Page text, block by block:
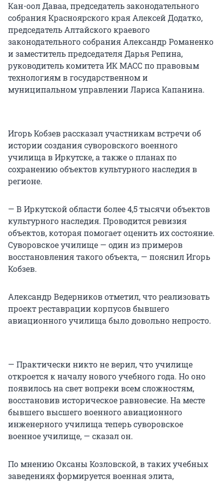
Кан-оол Даваа, председатель законодательного
собрания Красноярского края Алексей Додатко,
председатель Алтайского краевого
законодательного собрания Александр Романенко
и заместитель председателя Дарья Репина,
руководитель комитета ИК МАСС по правовым
технологиям в государственном и
муниципальном управлении Лариса Капанина.
Игорь Кобзев рассказал участникам встречи об
истории создания суворовского военного
училища в Иркутске, а также о планах по
сохранению объектов культурного наследия в
регионе.
— В Иркутской области более 4,5 тысячи объектов
культурного наследия. Проводится ревизия
объектов, которая помогает оценить их состояние.
Суворовское училище — один из примеров
восстановления такого объекта, — пояснил Игорь
Кобзев.
Александр Ведерников отметил, что реализовать
проект реставрации корпусов бывшего
авиационного училища было довольно непросто.
— Практически никто не верил, что училище
откроется к началу нового учебного года. Но оно
появилось на свет вопреки всем сложностям,
восстановив историческое равновесие. На месте
бывшего высшего военного авиационного
инженерного училища теперь суворовское
военное училище, — сказал он.
По мнению Оксаны Козловской, в таких учебных
заведениях формируется военная элита,